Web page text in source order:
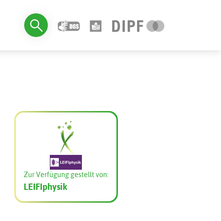
Zur Verfügung gestellt von:
LEIFIphysik